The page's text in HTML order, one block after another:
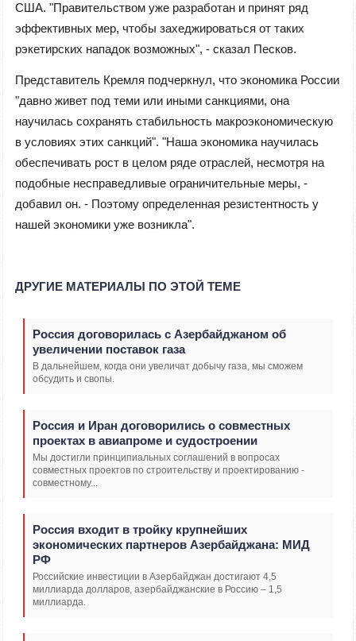
США. "Правительством уже разработан и принят ряд
эффективных мер, чтобы захеджироваться от таких
рэкетирских нападок возможных", - сказал Песков.
Представитель Кремля подчеркнул, что экономика России
"давно живет под теми или иными санкциями, она
научилась сохранять стабильность макроэкономическую
в условиях этих санкций". "Наша экономика научилась
обеспечивать рост в целом ряде отраслей, несмотря на
подобные несправедливые ограничительные меры, -
добавил он. - Поэтому определенная резистентность у
нашей экономики уже возникла".
ДРУГИЕ МАТЕРИАЛЫ ПО ЭТОЙ ТЕМЕ
Россия договорилась с Азербайджаном об
увеличении поставок газа
В дальнейшем, когда они увеличат добычу газа, мы сможем
обсудить и свопы.
Россия и Иран договорились о совместных
проектах в авиапроме и судостроении
Мы достигли принципиальных соглашений в вопросах
совместных проектов по строительству и проектированию -
совместному...
Россия входит в тройку крупнейших
экономических партнеров Азербайджана: МИД
РФ
Российские инвестиции в Азербайджан достигают 4,5
миллиарда долларов, азербайджанские в Россию – 1,5
миллиарда.